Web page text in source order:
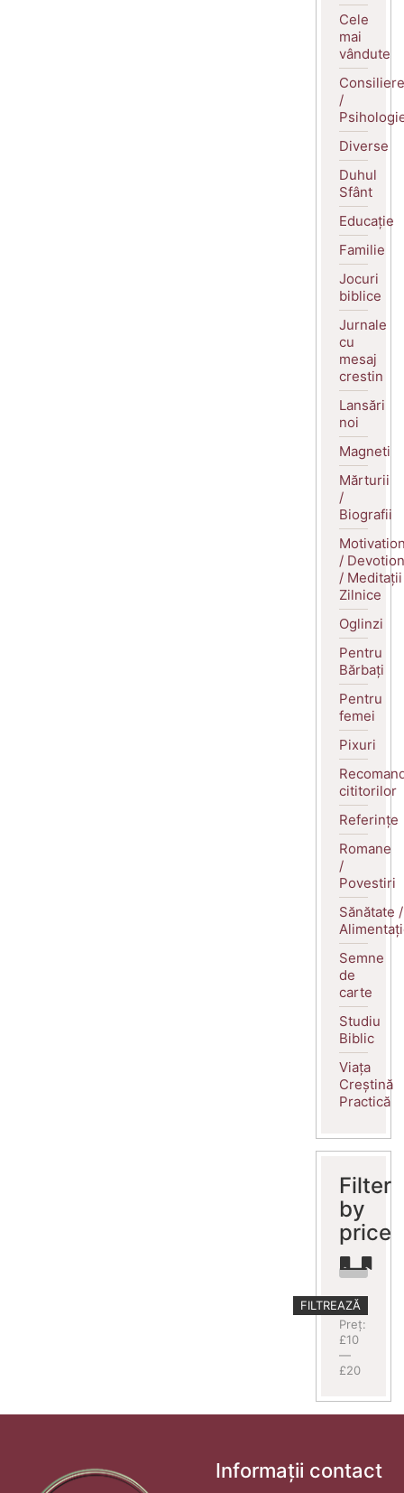
Cele
mai
vândute
Consiliere
/
Diverse
Duhul
Sfânt
Educație
Familie
Jocuri
biblice
Jurnale
cu
mesaj
crestin
Lansări
noi
Magneti
Mărturii
/
Biografii
/
/ Meditații
Zilnice
Oglinzi
Pentru
Bărbați
Pentru
femei
Pixuri
cititorilor
Referințe
Romane
/
Povestiri
Sănătate /
Semne
de
carte
Studiu
Biblic
Viața
Creștină
Practică
Filter
by
price
Preț
minim
Preț
maxim
FILTREAZĂ
Preț:
£10
—
£20
Informații contact